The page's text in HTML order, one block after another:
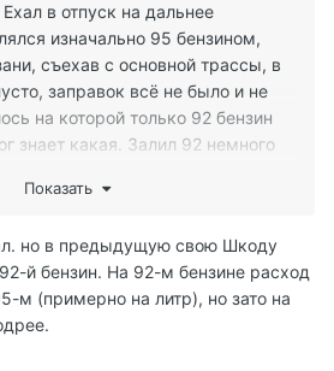
в отпуск на дальнее
изначально 95 бензином,
съехав с основной трассы, в
заправок всё не было и не
на которой только 92 бензин
знает какая. Залил 92 немного
20. Не помню через сколько км
приличную. Чем я был сильно
поездки стал заправлять только
заправках , отъездил на
км кроме свечей и колодок
Показать
но в предыдущую свою Шкоду
й бензин. На 92-м бензине расход
(примерно на литр), но зато на